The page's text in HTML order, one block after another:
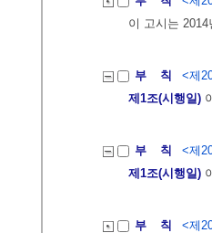
이 고시는
부 칙
<제
제1조(시행일)
부 칙
<제
제1조(시행일)
부 칙
<제